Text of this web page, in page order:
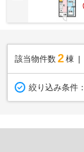
該当物件数 2棟
絞り込み条件：